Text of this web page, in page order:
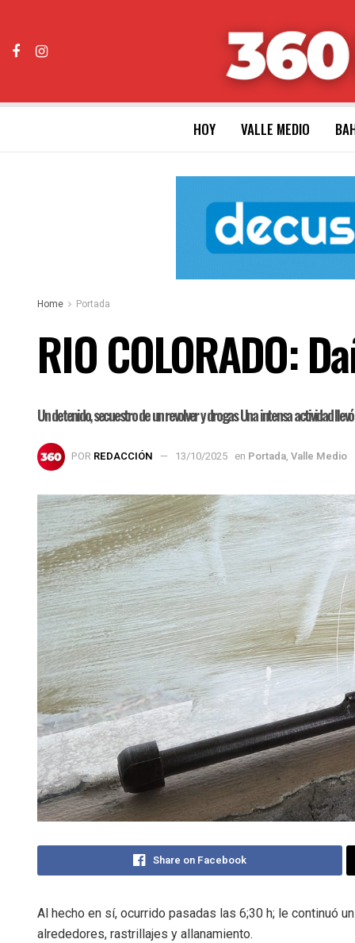
HOY VALLE MEDIO
Home Portada
RIO COLORADO:
Un detenido, secuestro de un revolver y drogas Una intensa actividad
POR REDACCIÓN 13/10/2025 en Portada, Valle Medio
Share on Facebook
Al hecho en sí, ocurrido pasadas las 6;30 h; le continuó
alrededores, rastrillajes y allanamiento.